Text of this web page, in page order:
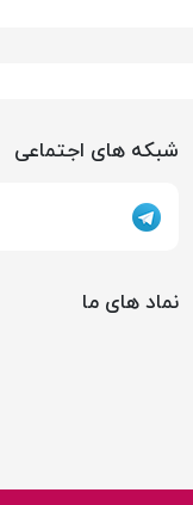
شبکه های اجتماعی
نماد های ما